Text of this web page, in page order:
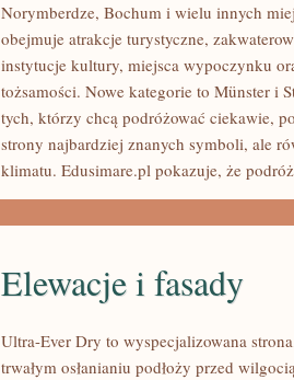
Norymberdze, Bochum i wielu innych
obejmuje atrakcje turystyczne,
instytucje kultury, miejsca wypoczynku
tożsamości. Nowe kategorie to Münster i
tych, którzy chcą podróżować ciekawie,
strony najbardziej znanych symboli, ale
klimatu. Edusimare.pl pokazuje, że podróż
Elewacje i fasady
Ultra-Ever Dry to wyspecjalizowana
trwałym osłanianiu podłoży przed